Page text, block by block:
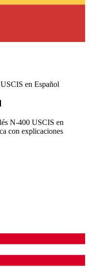
en Español
N-400 USCIS en
con explicaciones